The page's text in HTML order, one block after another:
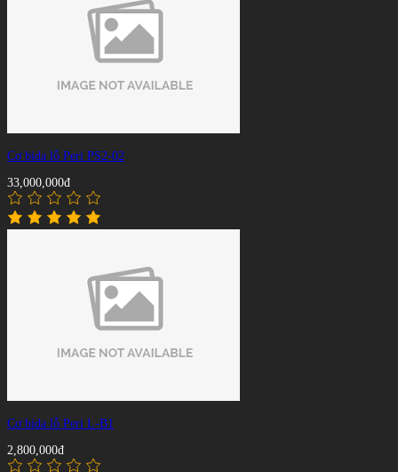
Cơ bida lỗ Peri PS2-02
33,000,000đ
Cơ bida lỗ Peri L-B1
2,800,000đ